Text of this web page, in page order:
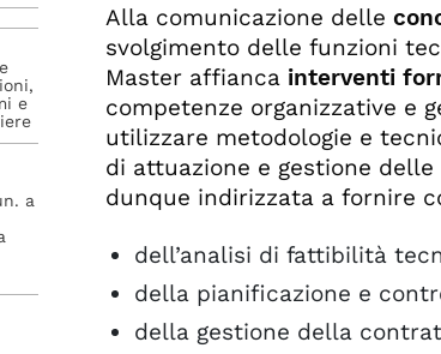
Alla comunicazione delle
svolgimento delle funzioni
Master affianca interventi
competenze organizzative e
utilizzare metodologie e
di attuazione e gestione
dunque indirizzata a fornire
dell’analisi di fattibilità
della pianificazione e
della gestione della
e
a